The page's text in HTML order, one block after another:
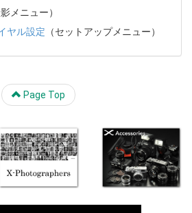
影メニュー）
ヤル設定 （セットアップメニュー）
Page Top